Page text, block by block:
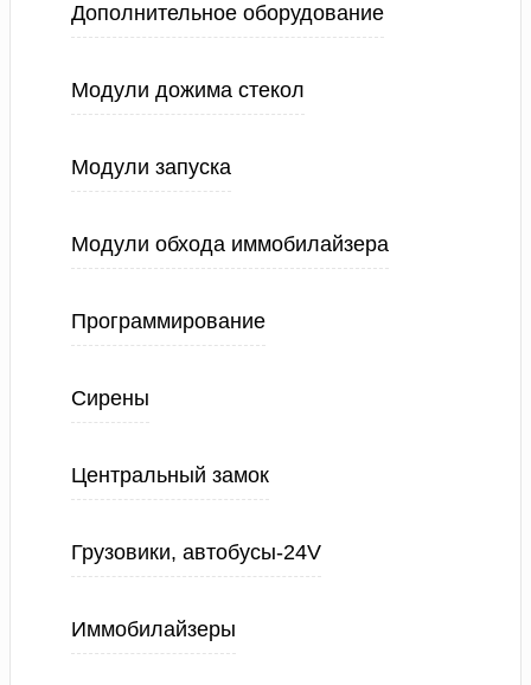
Дополнительное оборудование
Модули дожима стекол
Модули запуска
Модули обхода иммобилайзера
Программирование
Сирены
Центральный замок
Грузовики, автобусы-24V
Иммобилайзеры